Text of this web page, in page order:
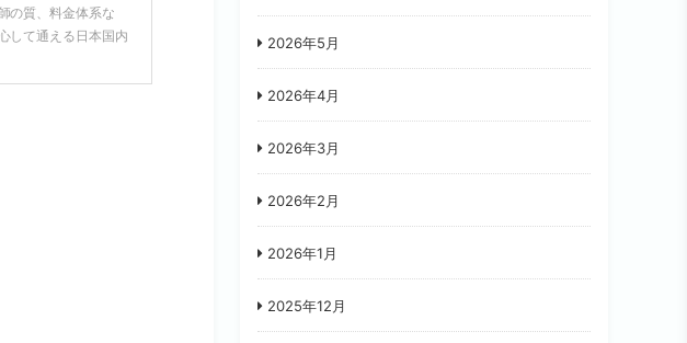
の質、料金体系な
して通える日本国内
2026年5月
2026年4月
2026年3月
2026年2月
2026年1月
2025年12月